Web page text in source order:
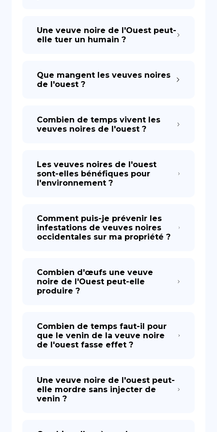
Une veuve noire de l'Ouest peut-
elle tuer un humain ?
Que mangent les veuves noires
de l'ouest ?
Combien de temps vivent les
veuves noires de l'ouest ?
Les veuves noires de l'ouest
sont-elles bénéfiques pour
l'environnement ?
Comment puis-je prévenir les
infestations de veuves noires
occidentales sur ma propriété ?
Combien d'œufs une veuve
noire de l'Ouest peut-elle
produire ?
Combien de temps faut-il pour
que le venin de la veuve noire
de l'ouest fasse effet ?
Une veuve noire de l'ouest peut-
elle mordre sans injecter de
venin ?